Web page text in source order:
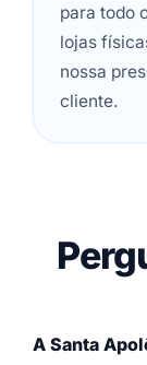
para todo
lojas
nossa
cliente.
A Santa